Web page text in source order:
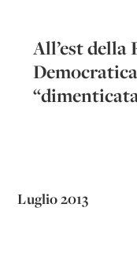
All’est della
Luglio 2013